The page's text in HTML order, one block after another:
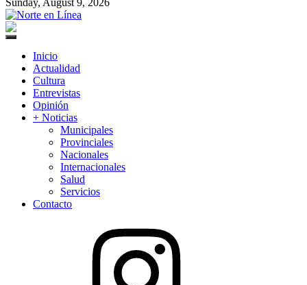
Sunday, August 9, 2026
Norte en Línea
Primary
Inicio
Actualidad
Cultura
Entrevistas
Opinión
+ Noticias
Municipales
Provinciales
Nacionales
Internacionales
Salud
Servicios
Contacto